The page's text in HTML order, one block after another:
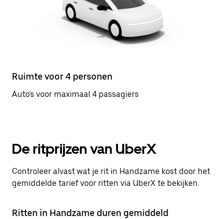
Ruimte voor 4 personen
Auto's voor maximaal 4 passagiers
De ritprijzen van UberX
Controleer alvast wat je rit in Handzame kost door het
gemiddelde tarief voor ritten via UberX te bekijken.
Ritten in Handzame duren gemiddeld